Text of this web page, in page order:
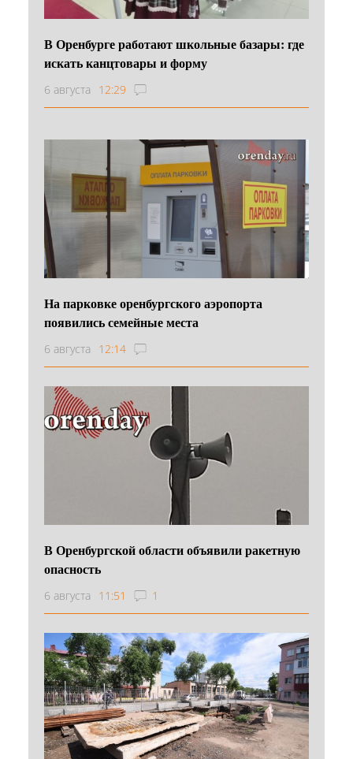
В Оренбурге работают школьные базары: где
искать канцтовары и форму
6 августа 12:29
На парковке оренбургского аэропорта
появились семейные места
6 августа 12:14
В Оренбургской области объявили ракетную
опасность
6 августа 11:51 1